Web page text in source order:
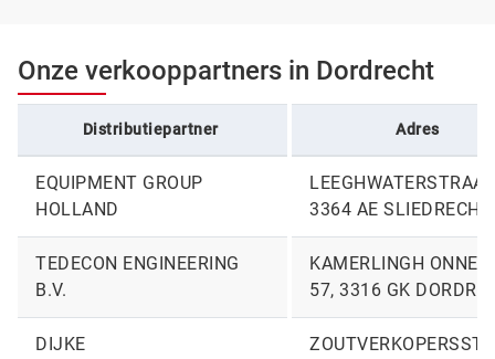
Onze verkooppartners in Dordrecht
Distributiepartner Adres
EQUIPMENT GROUP
HOLLAND
3364 AE SLIEDRECHT
TEDECON ENGINEERING
B.V.
KAMERLINGH
57, 3316 GK
DIJKE